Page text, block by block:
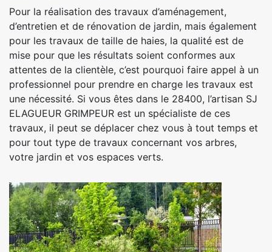
Pour la réalisation des travaux d’aménagement,
d’entretien et de rénovation de jardin, mais également
pour les travaux de taille de haies, la qualité est de
mise pour que les résultats soient conformes aux
attentes de la clientèle, c’est pourquoi faire appel à un
professionnel pour prendre en charge les travaux est
une nécessité. Si vous êtes dans le 28400, l’artisan SJ
ELAGUEUR GRIMPEUR est un spécialiste de ces
travaux, il peut se déplacer chez vous à tout temps et
pour tout type de travaux concernant vos arbres,
votre jardin et vos espaces verts.